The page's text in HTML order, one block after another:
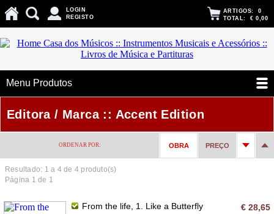
LOGIN
REGISTO
ARTIGOS: 0
TOTAL: € 0,00
Menu Produtos
Editora / Marca :: Accent Edition
ORDENAR POR: OBRA PREÇO
Resultado: 1 a 4de 4 produto(s)
Página 1 de 1
From the life, 1. Like a Butterfly € 28,65